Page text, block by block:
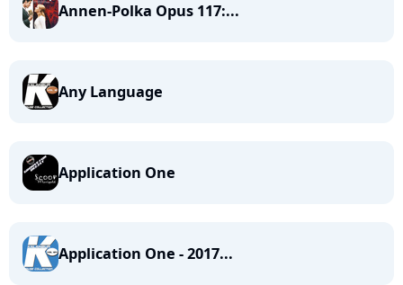
Annen-Polka Opus 117:...
Any Language
Application One
Application One - 2017...